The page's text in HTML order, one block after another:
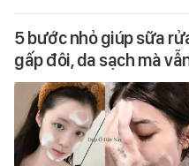
5 bước nhỏ giúp sữa
gấp đôi, da sạch mà